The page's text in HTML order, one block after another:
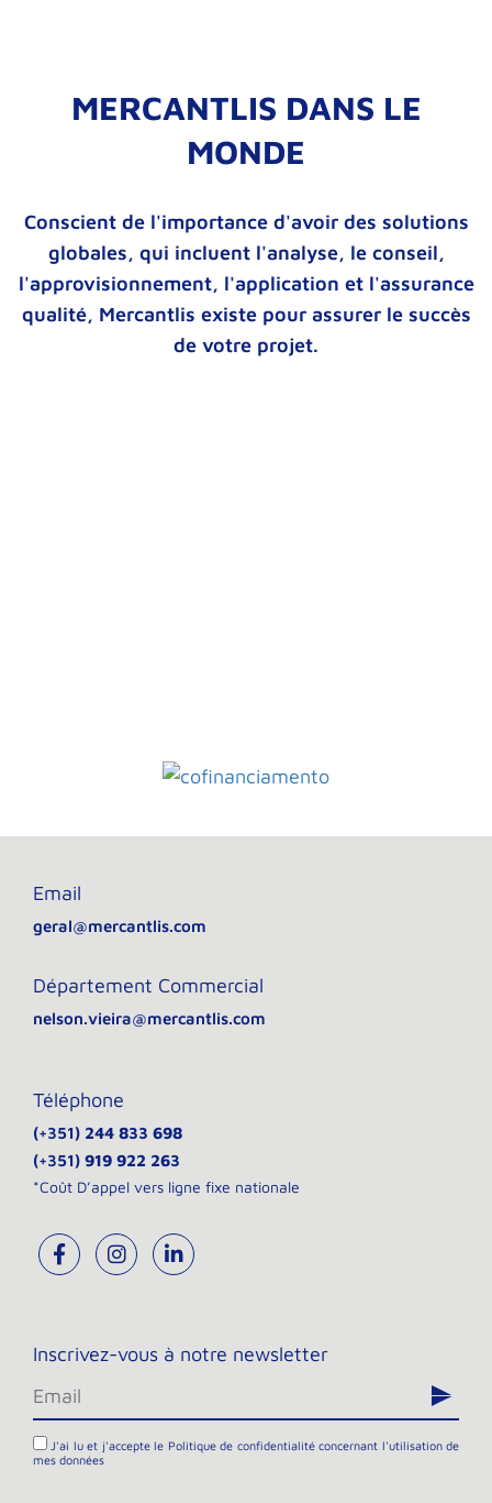
MERCANTLIS DANS LE
MONDE
Conscient de l'importance d'avoir des solutions
globales, qui incluent l'analyse, le conseil,
l'approvisionnement, l'application et l'assurance
qualité, Mercantlis existe pour assurer le succès
de votre projet.
Email
geral@mercantlis.com
Département Commercial
nelson.vieira@mercantlis.com
Téléphone
(+351) 244 833 698
(+351) 919 922 263
*Coût D’appel vers ligne fixe nationale
Inscrivez-vous à notre newsletter
J'ai lu et j'accepte le Politique de confidentialitéconcernant l'utilisation de
mes données